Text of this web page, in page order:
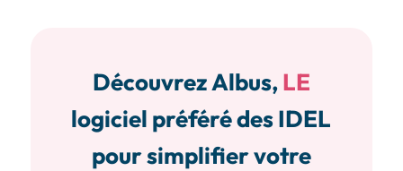
Découvrez Albus,LE
logiciel préféré des IDEL
pour simplifier votre